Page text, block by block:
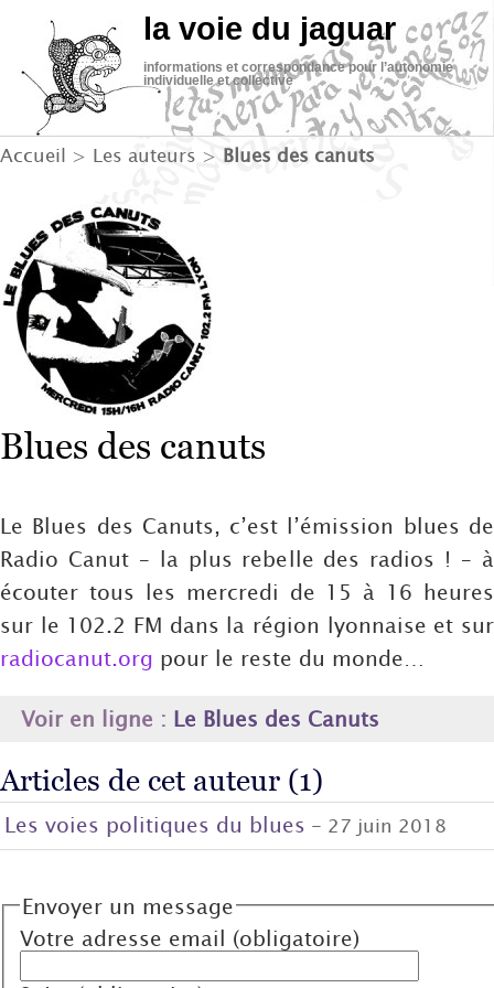
la voie du jaguar
informations et correspondance pour l’autonomie
individuelle et collective
Accueil > Les auteurs > Blues des canuts
Blues des canuts
Le Blues des Canuts, c’est l’émission blues de
Radio Canut – la plus rebelle des radios ! – à
écouter tous les mercredi de 15 à 16 heures
sur le 102.2 FM dans la région lyonnaise et sur
radiocanut.org pour le reste du monde…
Voir en ligne : Le Blues des Canuts
Articles de cet auteur (1)
Les voies politiques du blues - 27 juin 2018
Envoyer un message
Votre adresse email (obligatoire)